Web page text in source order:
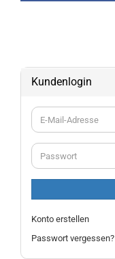
Kundenlogin
E-
Mail-
Adresse
Passwort
Konto erstellen
Passwort vergessen?